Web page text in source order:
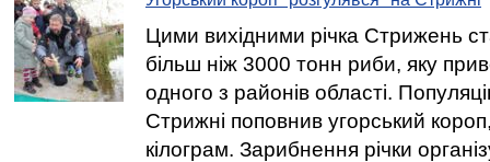
Цими вихідними річка Стрижень
більш ніж 3000 тонн риби, яку
одного з районів області.
Стрижні поповнив угорський
кілограм. Зарибнення річки